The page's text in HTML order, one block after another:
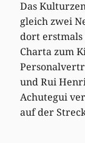
Das
gleich zwei
dort
Charta zum
und Rui
Achutegui
auf der